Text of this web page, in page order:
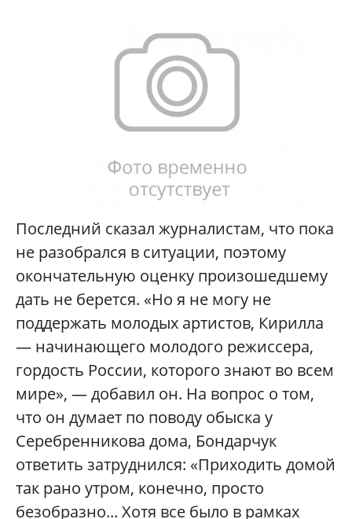
Последний сказал журналистам, что пока
не разобрался в ситуации, поэтому
окончательную оценку произошедшему
дать не берется. «Но я не могу не
поддержать молодых артистов, Кирилла
— начинающего молодого режиссера,
гордость России, которого знают во всем
мире», — добавил он. На вопрос о том,
что он думает по поводу обыска у
Серебренникова дома, Бондарчук
ответить затруднился: «Приходить домой
так рано утром, конечно, просто
безобразно... Хотя все было в рамках